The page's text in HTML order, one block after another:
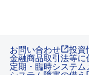
お問い合わせ 投資
金融商品取引法等に
定期・臨時システ